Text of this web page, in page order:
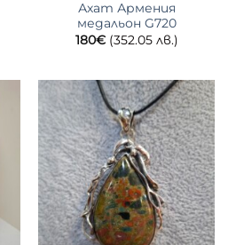
Ахат Армения
медальон G720
180€ (352.05 лв.)